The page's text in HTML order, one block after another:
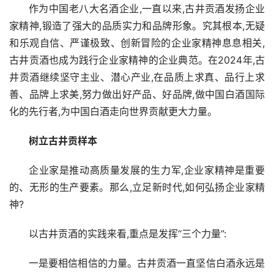
作为中国老八大名酒企业,一直以来,古井贡酒发扬企业
家精神,锻造了强大的品质实力和品牌形象。究其根本,无疑
和乐观自信、严谨极致、创新冒险的企业家精神息息相关,
古井贡酒也成为践行企业家精神的企业典范。在2024年,古
井贡酒继续坚守主业、潜心产业,在品质上求真、品行上求
善、品牌上求美,努力做出好产品、好品牌,做中国白酒国际
化的先行者,为中国白酒走向世界贡献更大力量。
树立古井贡样本
企业家是推动高质量发展的生力军,企业家精神是重要
的、无形的生产要素。那么,立足新时代,如何弘扬企业家精
神?
以古井贡酒的实践来看,重点是发挥“三个力量”:
一是要相信相信的力量。古井贡酒一直坚信白酒永远是